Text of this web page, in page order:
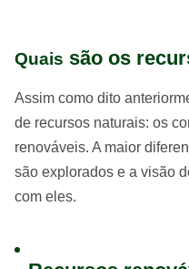
Quais são os
Assim como dito
de recursos naturais: os
renováveis. A maior
são explorados e a visão
com eles.